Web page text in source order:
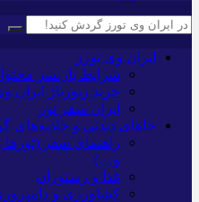
ایران وی تورز
شرایط بازنشر محتوا
خرید رپورتاژ ایران
ایران سفر تور
جاهای دیدنی و جاذبه‌های
راهنمای سفر
و…)
غذا و رستوران
کشاورزی و